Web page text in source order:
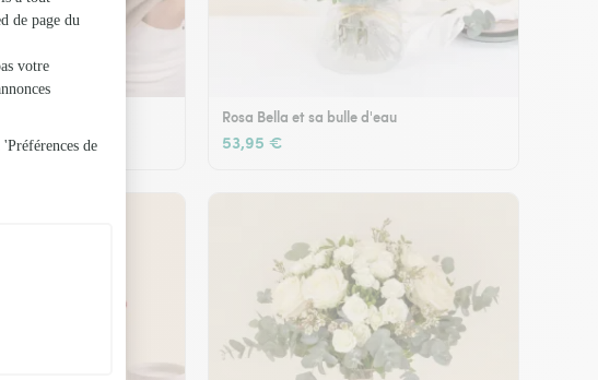
Rosa Bella et sa bulle d'eau
53,95 €